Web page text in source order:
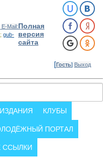
E-Mail:
; gub-
Полная
версия
сайта
[Гость] Выход
ИЗДАНИЯ КЛУБЫ
ПОРТАЛ
ССЫЛКИ